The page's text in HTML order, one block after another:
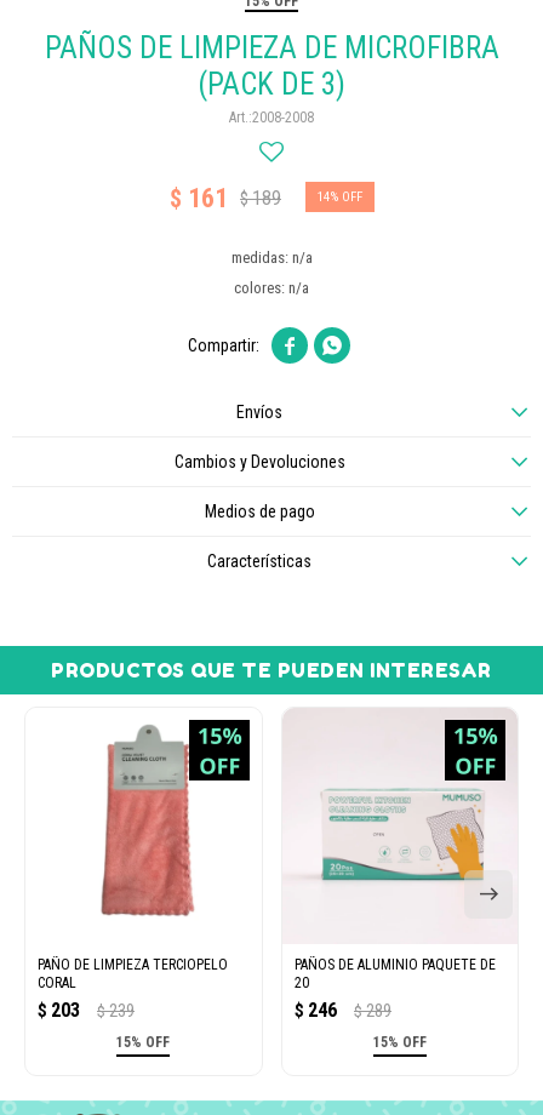
PAÑOS DE LIMPIEZA DE MICROFIBRA
(PACK DE 3)
2008-2008
$ 161 $189 14
medidas: n/a
colores: n/a
 
Envíos
Cambios y Devoluciones
Medios de pago
Características
PRODUCTOS QUE TE PUEDEN INTERESAR
PAÑO DE LIMPIEZA TERCIOPELO
CORAL
$ 203 $ 239
15% OFF
PAÑOS DE ALUMINIO PAQUETE DE
20
$ 246 $ 289
15% OFF